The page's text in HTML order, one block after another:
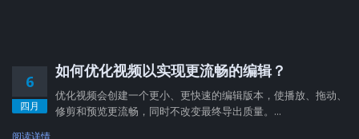
6
四月
如何优化视频以实现更流畅的编辑？
优化视频会创建一个更小、更快速的编辑版本，使播放、拖动、
修剪和预览更流畅，同时不改变最终导出质量。...
阅读详情